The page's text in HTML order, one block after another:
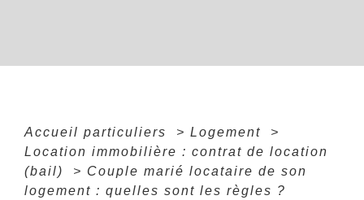
Accueil particuliers > Logement
>
Location immobilière : contrat de location
(bail)
> Couple marié locataire de son
logement : quelles sont les règles ?